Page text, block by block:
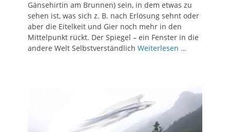
Gänsehirtin am Brunnen) sein, in dem etwas zu
sehen ist, was sich z. B. nach Erlösung sehnt oder
aber die Eitelkeit und Gier noch mehr in den
Mittelpunkt rückt. Der Spiegel – ein Fenster in die
andere Welt Selbstverständlich Weiterlesen …